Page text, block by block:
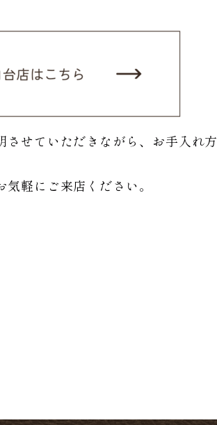
せていただきながら、お手入れ方
軽にご来店ください。